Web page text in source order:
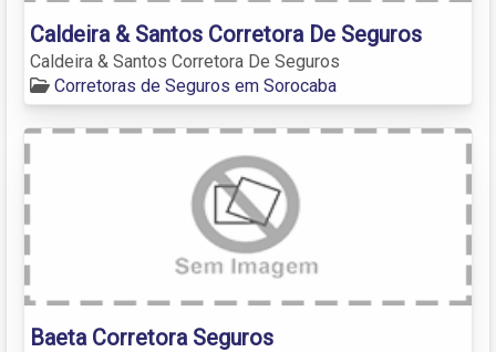
Caldeira & Santos Corretora De Seguros
Caldeira & Santos Corretora De Seguros
Corretoras de Seguros em Sorocaba
Baeta Corretora Seguros